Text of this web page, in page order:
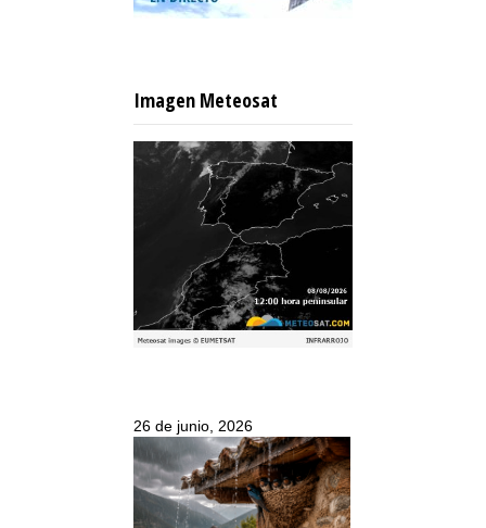
Imagen Meteosat
26 de junio, 2026